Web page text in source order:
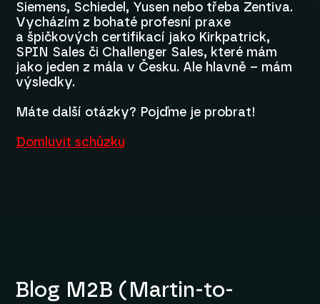
Siemens, Schiedel, Yusen nebo třeba Zentiva.
Vycházím z bohaté profesní praxe
a špičkových certifikací jako Kirkpatrick,
SPIN Sales či Challenger Sales, které mám
jako jeden z mála v Česku. Ale hlavně – mám
výsledky.
Máte další otázky? Pojďme je probrat!
Domluvit schůzku
Blog M2B (Martin-to-